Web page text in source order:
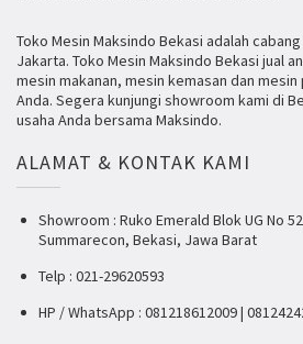
Toko Mesin Maksindo Bekasi adalah
Jakarta. Toko Mesin Maksindo Bekasi jual
mesin makanan, mesin kemasan dan
Anda. Segera kunjungi showroom kami di
usaha Anda bersama Maksindo.
ALAMAT & KONTAK KAMI
Showroom : Ruko Emerald Blok UG No
Summarecon, Bekasi, Jawa Barat
Telp : 021-29620593
HP / WhatsApp : 081218612009 |